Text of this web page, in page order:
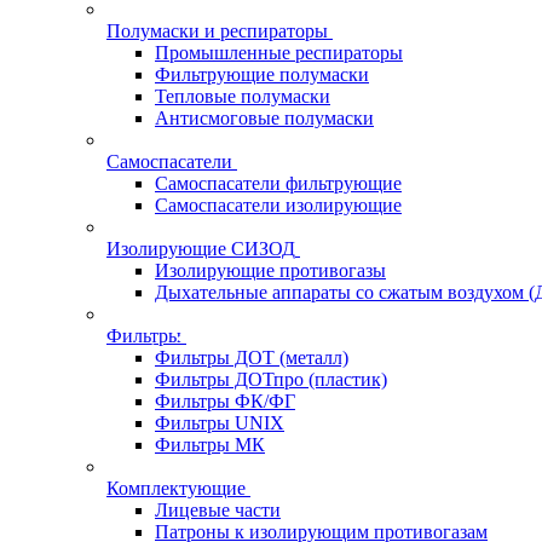
Полумаски и респираторы
Промышленные респираторы
Фильтрующие полумаски
Тепловые полумаски
Антисмоговые полумаски
Самоспасатели
Самоспасатели фильтрующие
Самоспасатели изолирующие
Изолирующие СИЗОД
Изолирующие противогазы
Дыхательные аппараты со сжатым воздухом
Фильтры
Фильтры ДОТ (металл)
Фильтры ДОТпро (пластик)
Фильтры ФК/ФГ
Фильтры UNIX
Фильтры МК
Комплектующие
Лицевые части
Патроны к изолирующим противогазам